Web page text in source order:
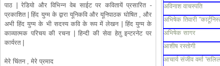
पाठ | रेडियो और विभिन्न वेब साईट पर कवितायें प्रसारित -
प्रकाशित | हिंद युग्म के द्वारा यूनिकवि और यूनिपाठक घोषित , और
अभी हिंद युग्म के भी सदस्य कवि के रूप में लेखन | हिंद युग्म के
काव्यात्मक परिचय की रचना | हिन्दी की सेवा हेतु इन्टरनेट पर
कार्यरत |
मेरे चिंतन , मेरे प्रमाद
अविनाश वाचस्पति
अभिषेक तिवारी
अभिषेक सागर
आशीष रस्तोगी
आचार्य संजीव वर्मा